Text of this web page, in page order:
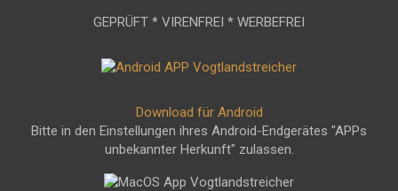
GEPRÜFT * VIRENFREI * WERBEFREI
Download für Android
Bitte in den Einstellungen ihres Android-Endgerätes "APPs
unbekannter Herkunft" zulassen.